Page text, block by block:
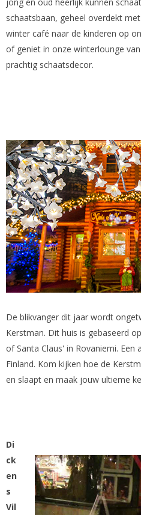
schaatsbaan, geheel overdekt
winter café naar de kinderen op
of geniet in onze winterlounge
prachtig schaatsdecor.
De blikvanger dit jaar wordt
Kerstman. Dit huis is gebaseerd
of Santa Claus' in Rovaniemi.
Finland. Kom kijken hoe de
en slaapt en maak jouw ultieme
Di
ck
en
s
Vil